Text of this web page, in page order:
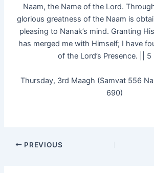
Naam, the Name of the Lord.
glorious greatness of the Naam is
pleasing to Nanak’s mind. Granting
has merged me with Himself; I have
of the Lord’s Presence. || 5
Thursday, 3rd Maagh (Samvat 556
690)
PREVIOUS